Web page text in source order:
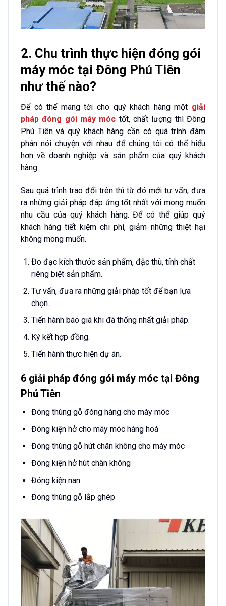
2. Chu trình thực hiện đóng gói
máy móc tại Đông Phú Tiên
như thế nào?
Để có thể mang tới cho quý khách hàng một giải
pháp đóng gói máy móc tốt, chất lượng thì Đông
Phú Tiên và quý khách hàng cần có quá trình đàm
phán nói chuyện với nhau để chúng tôi có thể hiểu
hơn về doanh nghiệp và sản phẩm của quý khách
hàng.
Sau quá trình trao đổi trên thì từ đó mới tư vấn, đưa
ra những giải pháp đáp ứng tốt nhất với mong muốn
nhu cầu của quý khách hàng. Để có thể giúp quý
khách hàng tiết kiệm chi phí, giảm những thiệt hại
không mong muốn.
Đo đạc kích thước sản phẩm, đặc thù, tính chất
riêng biệt sản phẩm.
Tư vấn, đưa ra những giải pháp tốt để bạn lựa
chọn.
Tiến hành báo giá khi đã thống nhất giải pháp.
Ký kết hợp đồng.
Tiến hành thực hiện dự án.
6 giải pháp đóng gói máy móc tại Đông
Phú Tiên
Đóng thùng gỗ đóng hàng cho máy móc
Đóng kiện hở cho máy móc hàng hoá
Đóng thùng gỗ hút chân không cho máy móc
Đóng kiện hở hút chân không
Đóng kiện nan
Đóng thùng gỗ lắp ghép